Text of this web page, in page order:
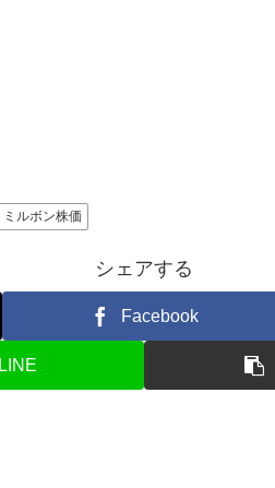
ミルボン株価
シェアする
Facebook
LINE